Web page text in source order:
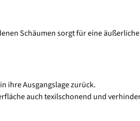
Schäumen sorgt für eine
ihre Ausgangslage zurück.
auch texilschonend und